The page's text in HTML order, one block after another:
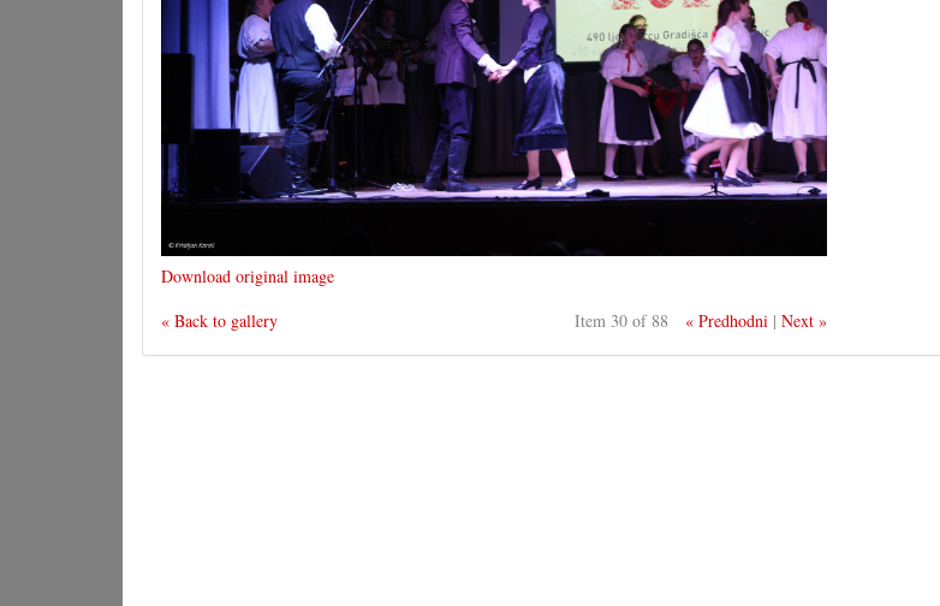
Download original image
« Back to gallery
Item 30 of 88 « Predhodni |Next »